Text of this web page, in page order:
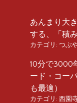
あんまり大
する、「積
カテゴリ: つぶ
10分で3000
ード・コー
も最適）
カテゴリ: 西園